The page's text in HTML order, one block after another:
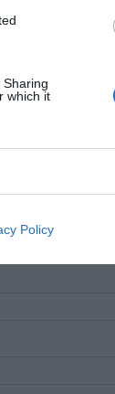
which it
Policy